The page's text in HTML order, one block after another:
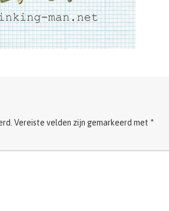
Vereiste velden zijn gemarkeerd met *